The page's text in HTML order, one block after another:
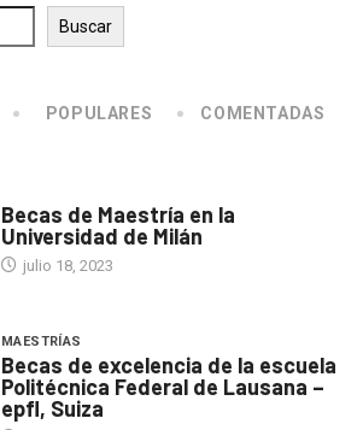
Buscar
POPULARES COMENTADAS
Becas de Maestría en la
Universidad de Milán
julio 18, 2023
MAESTRÍAS
Becas de excelencia de la escuela
Politécnica Federal de Lausana –
epfl, Suiza